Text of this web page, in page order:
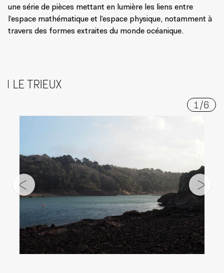
une série de pièces mettant en lumière les liens entre
l’espace mathématique et l’espace physique, notamment à
travers des formes extraites du monde océanique.
LE TRIEUX
1 /6